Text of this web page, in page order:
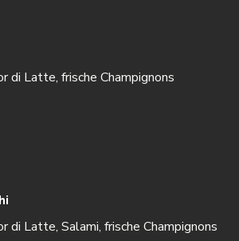
di Latte, frische Champignons
di Latte, Salami, frische Champignons